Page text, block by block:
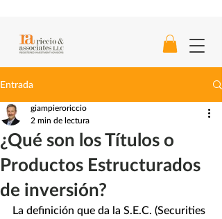
Entrada
¿Qué son los Títulos o
Productos Estructurados
de inversión?
giampieroriccio
2 min de lectura
La definición que da la S.E.C. (Securities